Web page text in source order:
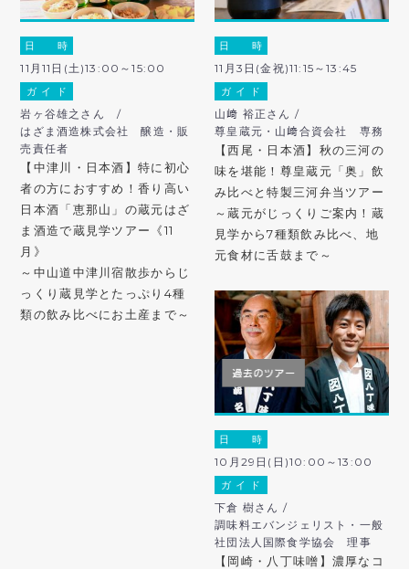
日 時
11月11日(土)13:00～15:00
ガ イ ド
岩ヶ谷雄之さん /
はざま酒造株式会社 醸造・販
売責任者
【中津川・日本酒】特に初心
者の方におすすめ！香り高い
日本酒「恵那山」の蔵元はざ
ま酒造で蔵見学ツアー《11
月》
～中山道中津川宿散歩からじ
っくり蔵見学とたっぷり4種
類の飲み比べにお土産まで～
日 時
11月3日(金祝)11:15～13:45
ガ イ ド
山﨑 裕正さん /
尊皇蔵元・山﨑合資会社 専務
【西尾・日本酒】秋の三河の
味を堪能！尊皇蔵元「奥」飲
み比べと特製三河弁当ツアー
～蔵元がじっくりご案内！蔵
見学から7種類飲み比べ、地
元食材に舌鼓まで～
日 時
10月29日(日)10:00～13:00
ガ イ ド
下倉 樹さん /
調味料エバンジェリスト・一般
社団法人国際食学協会 理事
【岡崎・八丁味噌】濃厚なコ